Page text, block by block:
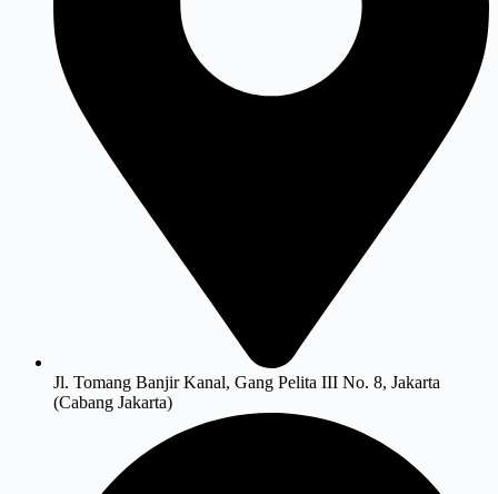
Jl. Tomang Banjir Kanal, Gang Pelita III No. 8, Jakarta
(Cabang Jakarta)